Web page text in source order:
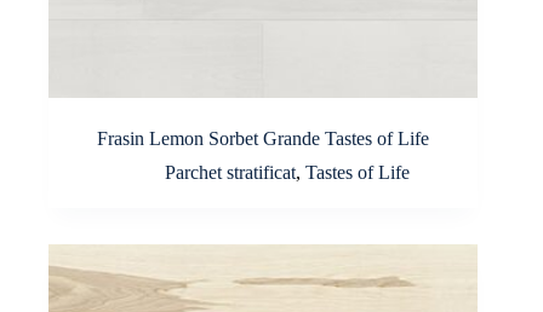
Frasin Lemon Sorbet Grande Tastes of Life
Parchet stratificat,Tastes of Life